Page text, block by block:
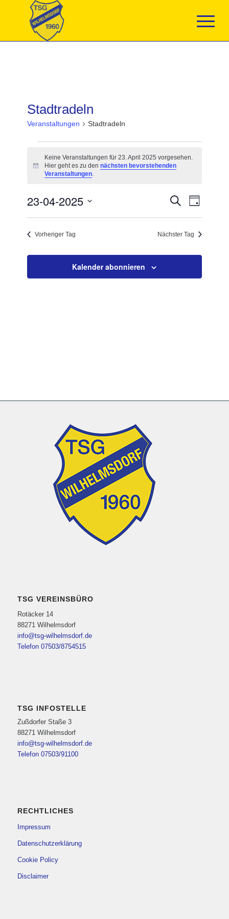
Stadtradeln
Veranstaltungen Stadtradeln
23.
April
Hinweis
Keine Veranstaltungen für 23. April 2025 vorgesehen.
Hier geht es zu dennächsten bevorstehenden
Veranstaltungen.
Suche
und
Navigation
Suche
Tag
23-04-2025
Vorheriger Tag
Nächster Tag
Kalender abonnieren
TSG VEREINSBÜRO
Rotäcker 14
88271 Wilhelmsdorf
info@tsg-wilhelmsdorf.de
Telefon 07503/8754515
TSG INFOSTELLE
Zußdorfer Staße 3
88271 Wilhelmsdorf
info@tsg-wilhelmsdorf.de
Telefon 07503/91100
RECHTLICHES
Impressum
Datenschutzerklärung
Cookie Policy
Disclaimer